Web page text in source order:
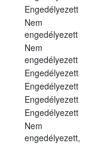
Engedélyezett
Nem
engedélyezett
Nem
engedélyezett
Engedélyezett
Engedélyezett
Engedélyezett
Engedélyezett
Nem
engedélyezett,